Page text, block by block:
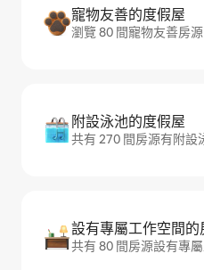
寵物友善的度假屋
瀏覽 80 間寵物友善房源
附設泳池的度假屋
共有 270 間房源有附設
設有專屬工作空間的
共有 80 間房源設有專